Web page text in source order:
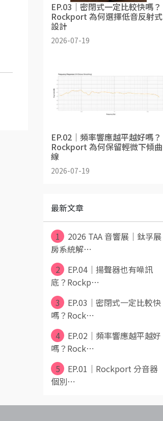
EP.03｜密閉式一定比較快嗎？
Rockport 為何選擇低音反射式
設計
2026-07-19
EP.02｜頻率響應越平越好嗎？
Rockport 為何保留輕微下傾曲
線
2026-07-19
最新文章
1
2026 TAA 音響展｜鈦孚展
房系統解⋯
2
EP.04｜揚聲器也有噪訊
底？Rockp⋯
3
EP.03｜密閉式一定比較快
嗎？Rock⋯
4
EP.02｜頻率響應越平越好
嗎？Rock⋯
5
EP.01｜Rockport 分音器
個別⋯